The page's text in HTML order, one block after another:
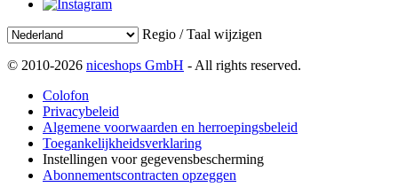
Regio / Taal wijzigen
© 2010-2026 niceshops GmbH - All rights reserved.
Colofon
Privacybeleid
Algemene voorwaarden en herroepingsbeleid
Toegankelijkheidsverklaring
Instellingen voor gegevensbescherming
Abonnementscontracten opzeggen